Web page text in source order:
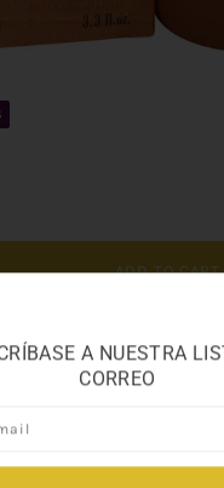
ADD TO CART
3.3
A NUESTRA
CORREO